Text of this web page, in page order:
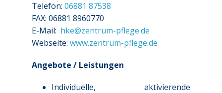
Telefon: 06881 87538
FAX: 06881 8960770
E-Mail: hke@zentrum-pflege.de
Webseite: www.zentrum-pflege.de
Angebote / Leistungen
Individuelle, aktivierende